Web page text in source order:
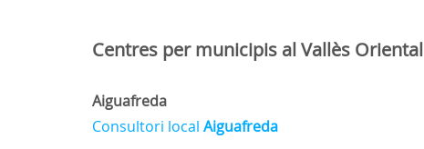
Centres per municipis al Vallès Oriental
Aiguafreda
Consultori local Aiguafreda